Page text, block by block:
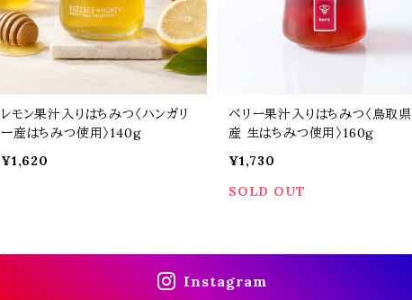
レモン果汁入りはちみつ〈ハンガリ
ー産はちみつ使用〉140g
¥1,620
ベリー果汁入りはちみつ〈鳥取県
産 生はちみつ使用〉160g
¥1,730
SOLD OUT
Instagram